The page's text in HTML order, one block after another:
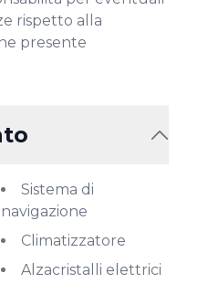
rispetto alla
presente
Sistema di
navigazione
Climatizzatore
Alzacristalli elettrici